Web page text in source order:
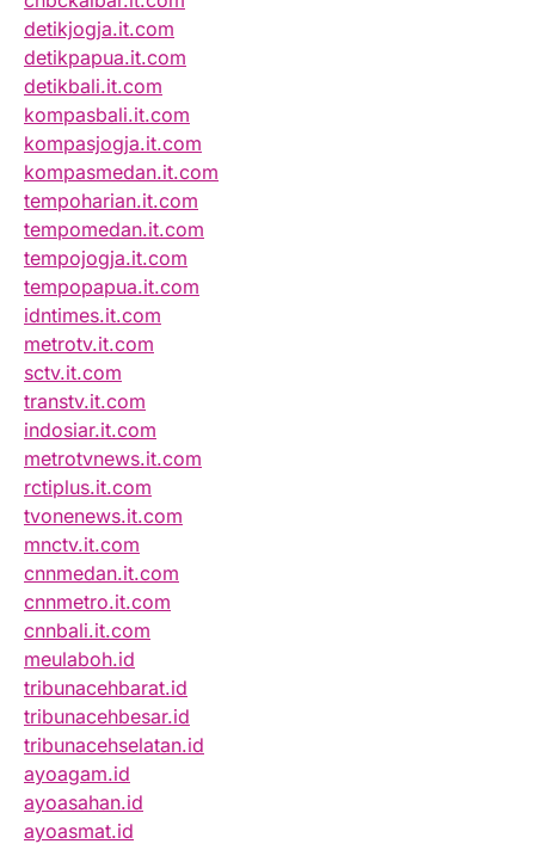
detikjogja.it.com
detikpapua.it.com
detikbali.it.com
kompasbali.it.com
kompasjogja.it.com
kompasmedan.it.com
tempoharian.it.com
tempomedan.it.com
tempojogja.it.com
tempopapua.it.com
idntimes.it.com
metrotv.it.com
sctv.it.com
transtv.it.com
indosiar.it.com
metrotvnews.it.com
rctiplus.it.com
tvonenews.it.com
mnctv.it.com
cnnmedan.it.com
cnnmetro.it.com
cnnbali.it.com
meulaboh.id
tribunacehbarat.id
tribunacehbesar.id
tribunacehselatan.id
ayoagam.id
ayoasahan.id
ayoasmat.id